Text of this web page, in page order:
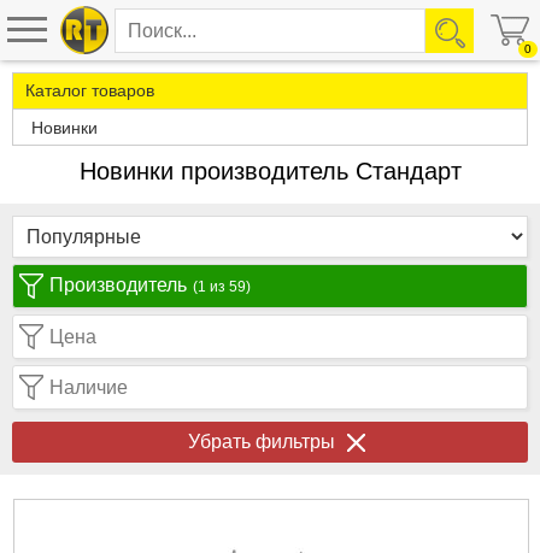
0
Каталог товаров
Новинки
Новинки производитель Стандарт
Производитель (1 из 59)
Цена
Наличие
Убрать фильтры